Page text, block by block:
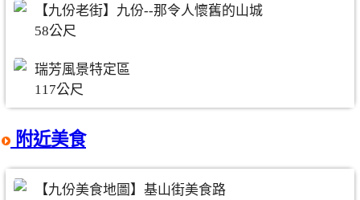
【九份老街】九份--那令人懷舊的山城
58公尺
瑞芳風景特定區
117公尺
附近美食
【九份美食地圖】基山街美食路